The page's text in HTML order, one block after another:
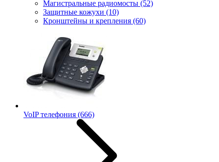
Магистральные радиомосты (52)
Защитные кожухи (10)
Кронштейны и крепления (60)
VoIP телефония (666)